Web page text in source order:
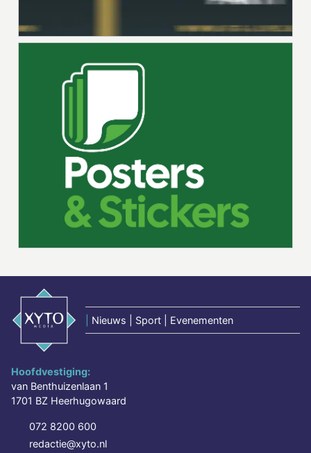
Nieuws | Sport | Evenementen
Hoofdvestiging:
van Benthuizenlaan 1
1701 BZ Heerhugowaard
072 8200 600
redactie@xyto.nl